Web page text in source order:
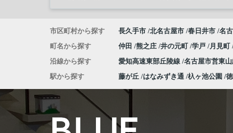
市区町村から探す 長久手市 北名古屋市 春日井市 名
町名から探す 仲田 熊之庄 井の元町 学戸 月見町
沿線から探す 愛知高速東部丘陵線 名古屋市営東
駅から探す 藤が丘 はなみずき通 杁ヶ池公園